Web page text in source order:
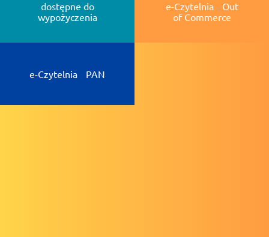
dostępne do
wypożyczenia
e-Czytelnia Out
of Commerce
e-Czytelnia PAN